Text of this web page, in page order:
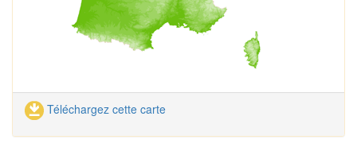
Téléchargez cette carte